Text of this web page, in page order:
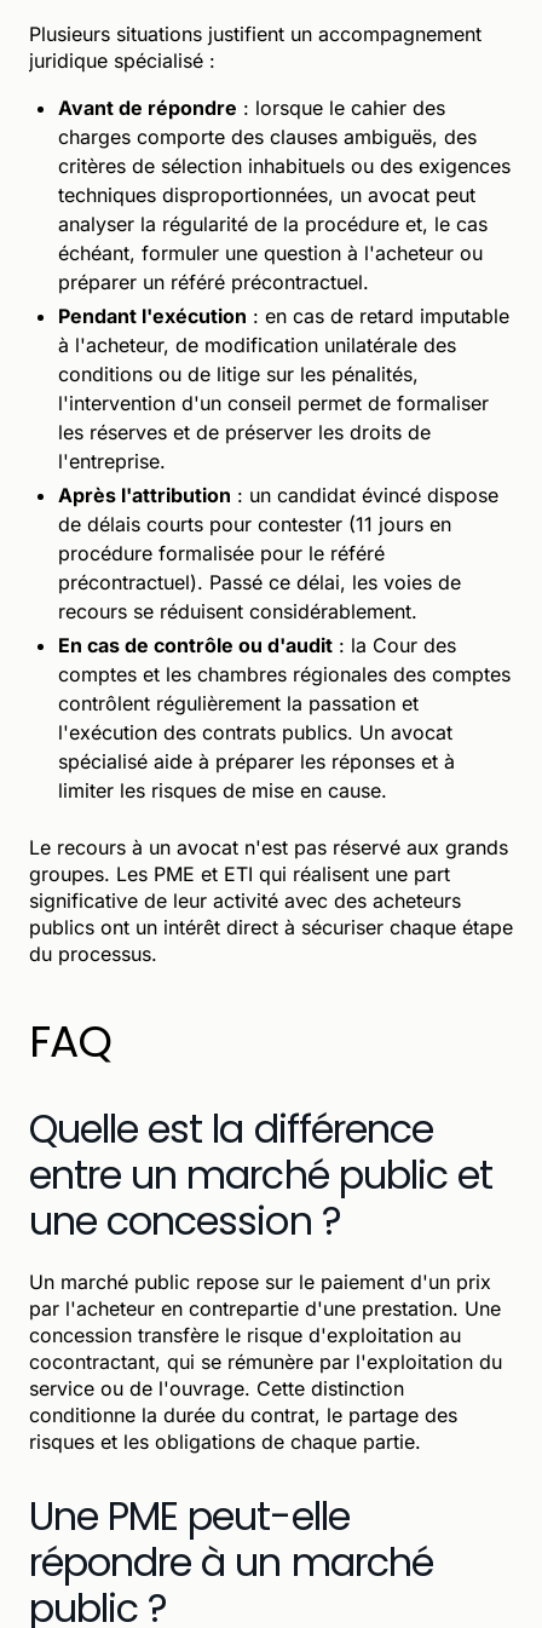
Plusieurs situations justifient un accompagnement
juridique spécialisé :
Avant de répondre : lorsque le cahier des
charges comporte des clauses ambiguës, des
critères de sélection inhabituels ou des exigences
techniques disproportionnées, un avocat peut
analyser la régularité de la procédure et, le cas
échéant, formuler une question à l'acheteur ou
préparer un référé précontractuel.
Pendant l'exécution : en cas de retard imputable
à l'acheteur, de modification unilatérale des
conditions ou de litige sur les pénalités,
l'intervention d'un conseil permet de formaliser
les réserves et de préserver les droits de
l'entreprise.
Après l'attribution : un candidat évincé dispose
de délais courts pour contester (11 jours en
procédure formalisée pour le référé
précontractuel). Passé ce délai, les voies de
recours se réduisent considérablement.
En cas de contrôle ou d'audit : la Cour des
comptes et les chambres régionales des comptes
contrôlent régulièrement la passation et
l'exécution des contrats publics. Un avocat
spécialisé aide à préparer les réponses et à
limiter les risques de mise en cause.
Le recours à un avocat n'est pas réservé aux grands
groupes. Les PME et ETI qui réalisent une part
significative de leur activité avec des acheteurs
publics ont un intérêt direct à sécuriser chaque étape
du processus.
FAQ
Quelle est la différence
entre un marché public et
une concession ?
Un marché public repose sur le paiement d'un prix
par l'acheteur en contrepartie d'une prestation. Une
concession transfère le risque d'exploitation au
cocontractant, qui se rémunère par l'exploitation du
service ou de l'ouvrage. Cette distinction
conditionne la durée du contrat, le partage des
risques et les obligations de chaque partie.
Une PME peut-elle
répondre à un marché
public ?